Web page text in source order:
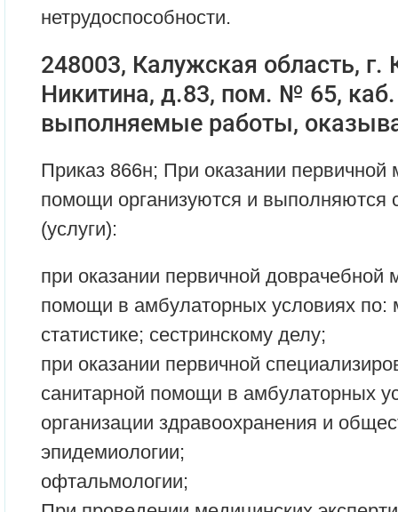
нетрудоспособности.
248003, Калужская область, г.
Никитина, д.83, пом. № 65,
выполняемые работы,
Приказ 866н; При оказании первичной
помощи организуются и
(услуги):
при оказании первичной доврачебной
помощи в амбулаторных условиях по:
статистике; сестринскому делу;
при оказании первичной
санитарной помощи в амбулаторных
организации здравоохранения и
эпидемиологии;
офтальмологии;